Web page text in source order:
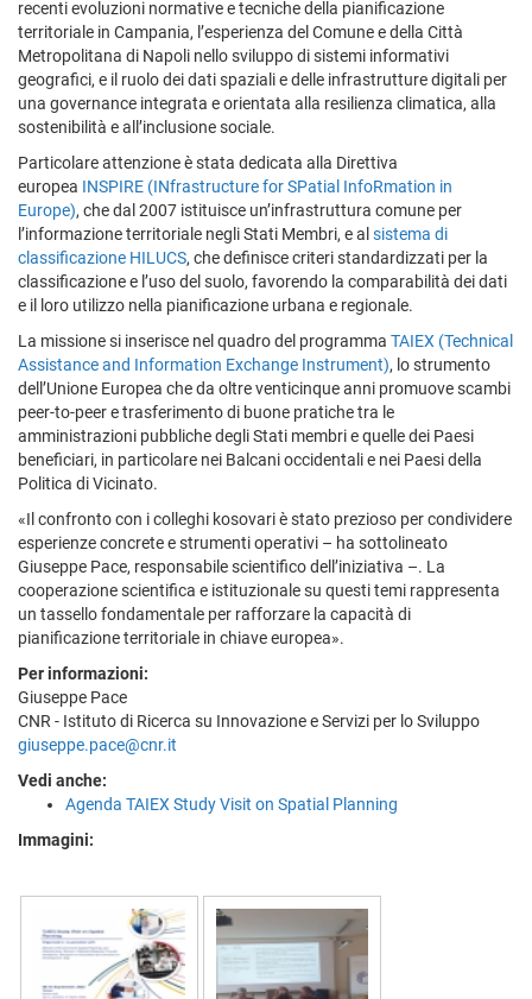
recenti evoluzioni normative e tecniche della pianificazione
territoriale in Campania, l’esperienza del Comune e della Città
Metropolitana di Napoli nello sviluppo di sistemi informativi
geografici, e il ruolo dei dati spaziali e delle infrastrutture digitali per
una governance integrata e orientata alla resilienza climatica, alla
sostenibilità e all’inclusione sociale.
Particolare attenzione è stata dedicata alla Direttiva
europea INSPIRE (INfrastructure for SPatial InfoRmation in
Europe), che dal 2007 istituisce un’infrastruttura comune per
l’informazione territoriale negli Stati Membri, e al sistema di
classificazione HILUCS, che definisce criteri standardizzati per la
classificazione e l’uso del suolo, favorendo la comparabilità dei dati
e il loro utilizzo nella pianificazione urbana e regionale.
La missione si inserisce nel quadro del programma TAIEX (Technical
Assistance and Information Exchange Instrument), lo strumento
dell’Unione Europea che da oltre venticinque anni promuove scambi
peer-to-peer e trasferimento di buone pratiche tra le
amministrazioni pubbliche degli Stati membri e quelle dei Paesi
beneficiari, in particolare nei Balcani occidentali e nei Paesi della
Politica di Vicinato.
«Il confronto con i colleghi kosovari è stato prezioso per condividere
esperienze concrete e strumenti operativi – ha sottolineato
Giuseppe Pace, responsabile scientifico dell’iniziativa –. La
cooperazione scientifica e istituzionale su questi temi rappresenta
un tassello fondamentale per rafforzare la capacità di
pianificazione territoriale in chiave europea».
Per informazioni:
Giuseppe Pace
CNR - Istituto di Ricerca su Innovazione e Servizi per lo Sviluppo
giuseppe.pace@cnr.it
Vedi anche:
Agenda TAIEX Study Visit on Spatial Planning
Immagini: